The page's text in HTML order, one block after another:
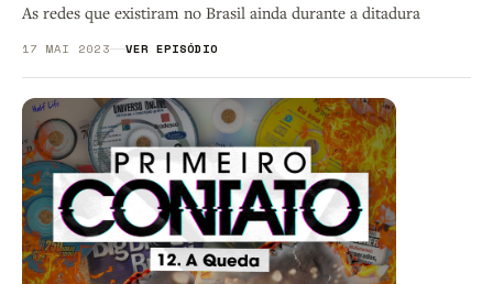
As redes que existiram no Brasil ainda durante a ditadura
17 MAI 2023 VER EPISÓDIO